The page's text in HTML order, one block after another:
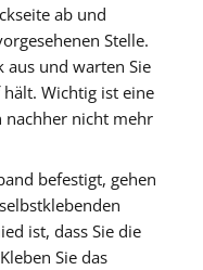
ab und
Stelle.
aus und warten Sie
Wichtig ist eine
nachher nicht mehr
befestigt, gehen
ist, dass Sie die
Sie das